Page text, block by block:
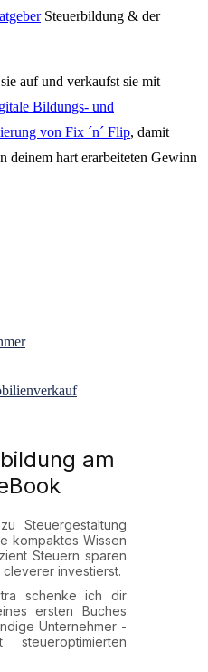
Steuerbildung & der
auf und verkaufst sie mit
Bildungs- und
von Fix ´n´ Flip, damit
deinem hart erarbeiteten Gewinn
am
Steuergestaltung
kompaktes Wissen
Steuern sparen
cleverer investierst.
schenke ich dir
ersten Buches
Unternehmer -